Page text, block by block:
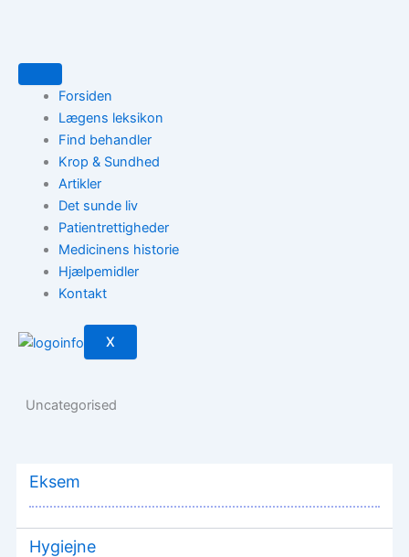
Forsiden
Lægens leksikon
Find behandler
Krop & Sundhed
Artikler
Det sunde liv
Patientrettigheder
Medicinens historie
Hjælpemidler
Kontakt
X
Uncategorised
Eksem
Hygiejne